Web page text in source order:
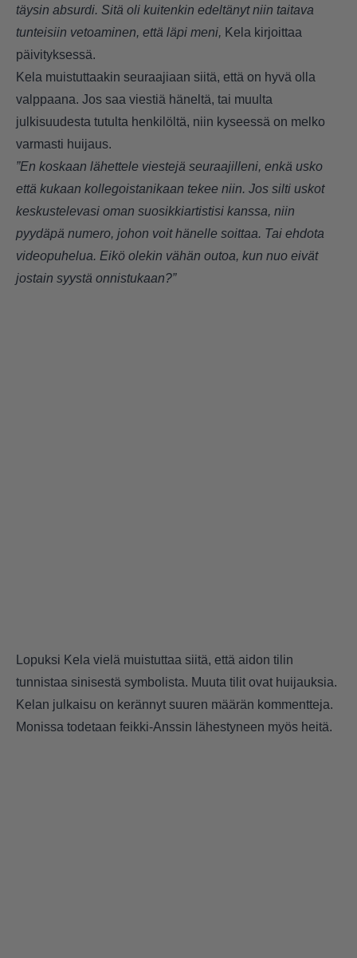
täysin absurdi. Sitä oli kuitenkin edeltänyt niin taitava
tunteisiin vetoaminen, että läpi meni, Kela kirjoittaa
päivityksessä.
Kela muistuttaakin seuraajiaan siitä, että on hyvä olla
valppaana. Jos saa viestiä häneltä, tai muulta
julkisuudesta tutulta henkilöltä, niin kyseessä on melko
varmasti huijaus.
”En koskaan lähettele viestejä seuraajilleni, enkä usko
että kukaan kollegoistanikaan tekee niin. Jos silti uskot
keskustelevasi oman suosikkiartistisi kanssa, niin
pyydäpä numero, johon voit hänelle soittaa. Tai ehdota
videopuhelua. Eikö olekin vähän outoa, kun nuo eivät
jostain syystä onnistukaan?”
Lopuksi Kela vielä muistuttaa siitä, että aidon tilin
tunnistaa sinisestä symbolista. Muuta tilit ovat huijauksia.
Kelan julkaisu on kerännyt suuren määrän kommentteja.
Monissa todetaan feikki-Anssin lähestyneen myös heitä.